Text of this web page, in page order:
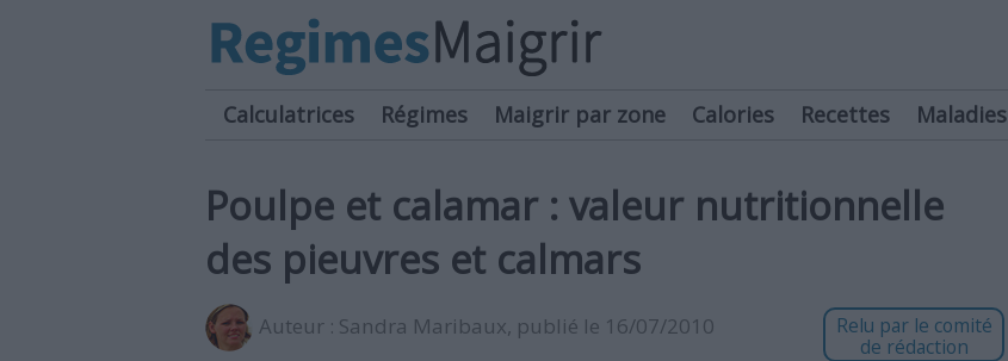
Calculatrices Régimes Maigrir par zone Calories Recettes Maladies
Poulpe et calamar : valeur nutritionnelle
des pieuvres et calmars
Auteur : Sandra Maribaux, publié le 16/07/2010
Relu par le comité
de rédaction